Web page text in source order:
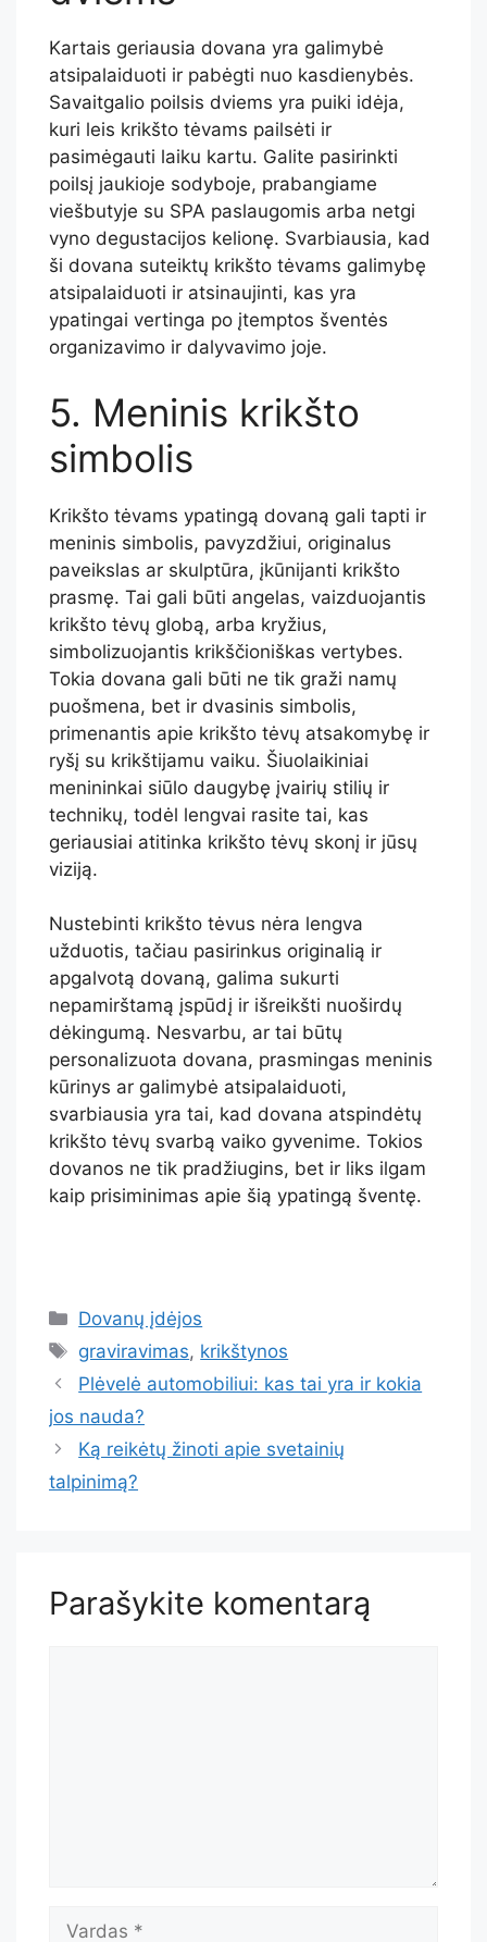
Kartais geriausia dovana yra galimybė
atsipalaiduoti ir pabėgti nuo kasdienybės.
Savaitgalio poilsis dviems yra puiki idėja,
kuri leis krikšto tėvams pailsėti ir
pasimėgauti laiku kartu. Galite pasirinkti
poilsį jaukioje sodyboje, prabangiame
viešbutyje su SPA paslaugomis arba netgi
vyno degustacijos kelionę. Svarbiausia, kad
ši dovana suteiktų krikšto tėvams galimybę
atsipalaiduoti ir atsinaujinti, kas yra
ypatingai vertinga po įtemptos šventės
organizavimo ir dalyvavimo joje.
5. Meninis krikšto
simbolis
Krikšto tėvams ypatingą dovaną gali tapti ir
meninis simbolis, pavyzdžiui, originalus
paveikslas ar skulptūra, įkūnijanti krikšto
prasmę. Tai gali būti angelas, vaizduojantis
krikšto tėvų globą, arba kryžius,
simbolizuojantis krikščioniškas vertybes.
Tokia dovana gali būti ne tik graži namų
puošmena, bet ir dvasinis simbolis,
primenantis apie krikšto tėvų atsakomybę ir
ryšį su krikštijamu vaiku. Šiuolaikiniai
menininkai siūlo daugybę įvairių stilių ir
technikų, todėl lengvai rasite tai, kas
geriausiai atitinka krikšto tėvų skonį ir jūsų
viziją.
Nustebinti krikšto tėvus nėra lengva
užduotis, tačiau pasirinkus originalią ir
apgalvotą dovaną, galima sukurti
nepamirštamą įspūdį ir išreikšti nuoširdų
dėkingumą. Nesvarbu, ar tai būtų
personalizuota dovana, prasmingas meninis
kūrinys ar galimybė atsipalaiduoti,
svarbiausia yra tai, kad dovana atspindėtų
krikšto tėvų svarbą vaiko gyvenime. Tokios
dovanos ne tik pradžiugins, bet ir liks ilgam
kaip prisiminimas apie šią ypatingą šventę.
Dovanų įdėjos
graviravimas, krikštynos
Plėvelė automobiliui: kas tai yra ir kokia
jos nauda?
Ką reikėtų žinoti apie svetainių
talpinimą?
Parašykite komentarą